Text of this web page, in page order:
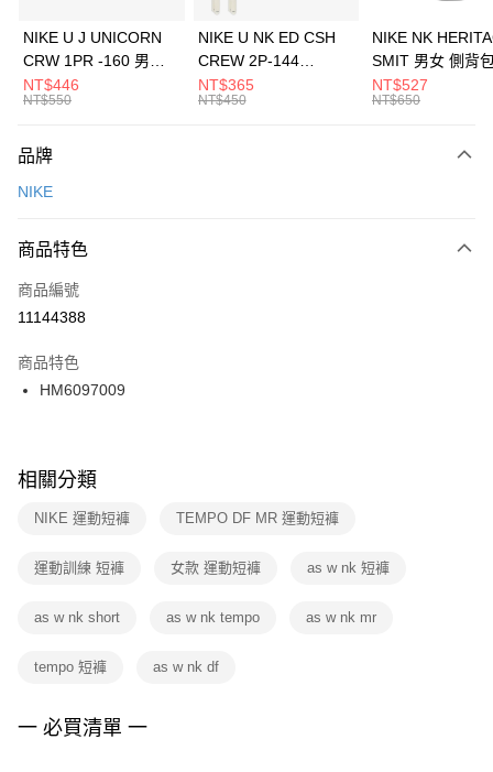
元大商業銀行
台灣樂天信用卡公司
全盈+PAY
AFTEE先享後付
【關於「AFTEE先享後付」】
便利好安心！
３．安心：先確認商品／服務後，再付款。
【「AFTEE先享後付」結帳流程】
１．於結帳方式選擇「AFTEE先享後付」後，將跳轉至「AFTEE先享後付」
２．訂單成立數日內，您將收到繳費通知簡訊。
３．收到繳費通知簡訊後14天內，點擊此簡訊中的連結，可透過四大超商／
ATM／網路銀行／等多元方式進行付款，方視為交易完成。
※ 交易是否成功請以「AFTEE先享後付 」之結帳頁面顯示為準，若有關於
是否繳費成功／繳費後需取消欲退款等相關疑問，請聯繫「AFTEE先享後付
客戶支援中心」https://netprotections.freshdesk.com/support/home
１．透過由恩沛科技股份有限公司提供之「AFTEE先享後付」服務完成之交
權轉讓予恩沛科技股份有限公司。
３．未成年的使用者請事先徵得法定代理人或監護人之同意方可使用
４．使用「AFTEE先享後付」時，將依據個別帳號之用戶狀況，依本公司即
運送方式
每筆NT$100，滿NT$1,500(含以上)免運費
宅配
每筆NT$100，滿NT$1,500(含以上)免運費
付款後門市自取
每筆NT$100，滿NT$1,500(含以上)免運費
NIKE U J UNICORN
CRW 1PR -160 男女
中統襪 FZ3393100
NT$446
NT$550
NIKE U NK ED CSH
CREW 2P-144
EMBRDY 男女 短統襪
FZ3073133
NT$365
NT$450
NIKE NK
SMIT 男女 側背
BA5871010
NT$527
NT$650
品牌
NIKE
商品特色
商品編號
11144388
商品特色
HM6097009
相關分類
NIKE 運動短褲 TEMPO DF MR 運動短褲
運動訓練 短褲 女款 運動短褲 as w nk 短褲
as w nk short as w nk tempo as w nk mr
tempo 短褲 as w nk df
一 必買清單 一